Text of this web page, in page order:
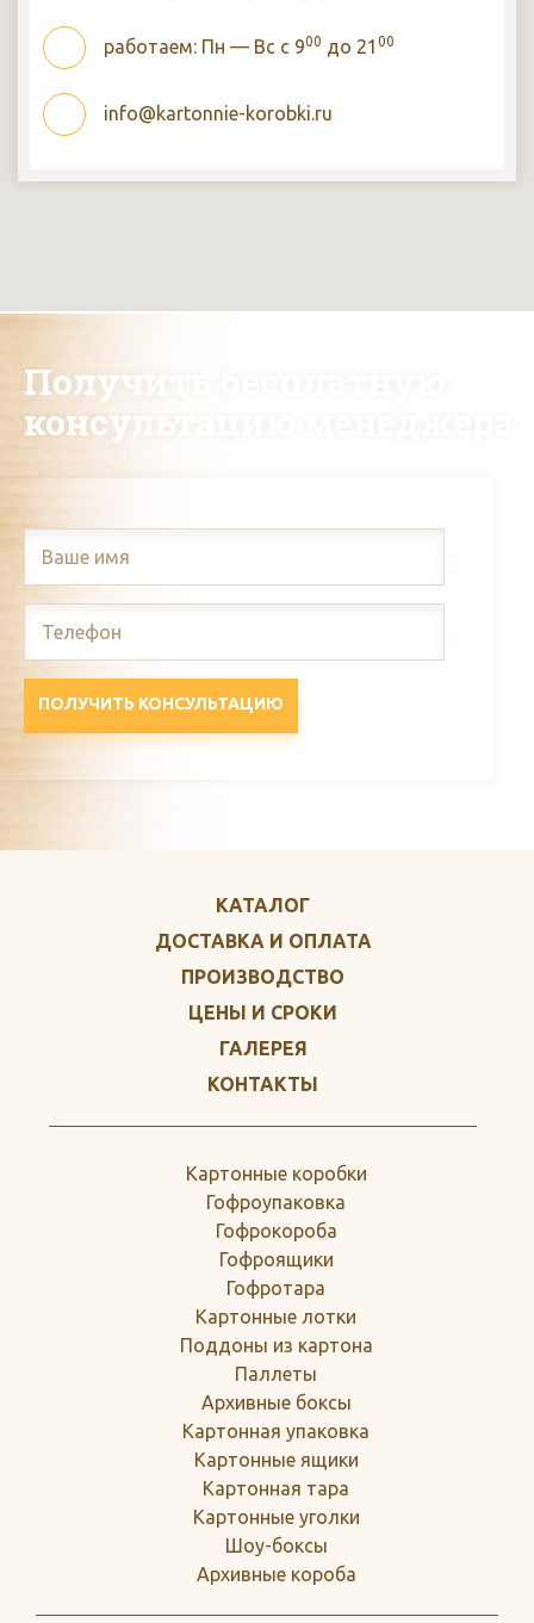
работаем: Пн — Вс с 900 до 21 00
info@kartonnie-korobki.ru
Получить бесплатную
консультацию менеджера
ПОЛУЧИТЬ КОНСУЛЬТАЦИЮ
КАТАЛОГ
ДОСТАВКА И ОПЛАТА
ПРОИЗВОДСТВО
ЦЕНЫ И СРОКИ
ГАЛЕРЕЯ
КОНТАКТЫ
Картонные коробки
Гофроупаковка
Гофрокороба
Гофроящики
Гофротара
Картонные лотки
Поддоны из картона
Паллеты
Архивные боксы
Картонная упаковка
Картонные ящики
Картонная тара
Картонные уголки
Шоу-боксы
Архивные короба